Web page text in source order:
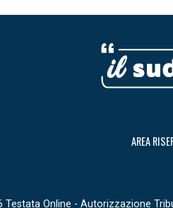
AREA
Testata Online - Autorizzazione